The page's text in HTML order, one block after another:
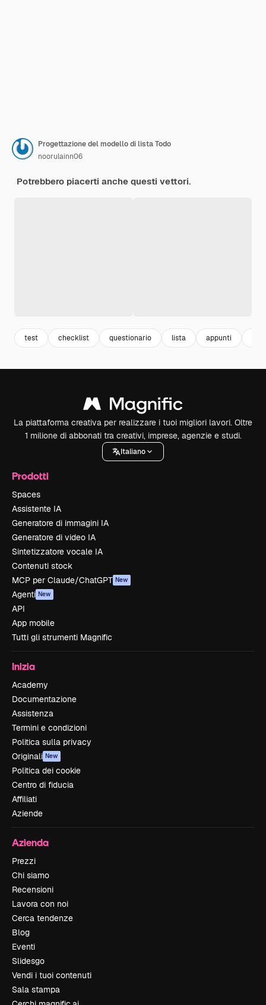
Progettazione del modello di lista Todo
noorulainn06
Potrebbero piacerti anche questi vettori.
test checklist questionario lista appunti
La piattaforma creativa per realizzare i tuoi migliori lavori. Oltre
1 milione di abbonati tra creativi, imprese, agenzie e studi.
Italiano
Prodotti
Spaces
Assistente IA
Generatore di immagini IA
Generatore di video IA
Sintetizzatore vocale IA
Contenuti stock
MCP per Claude/ChatGPT New
Agenti New
API
App mobile
Tutti gli strumenti Magnific
Inizia
Academy
Documentazione
Assistenza
Termini e condizioni
Politica sulla privacy
Originali New
Politica dei cookie
Centro di fiducia
Affiliati
Aziende
Azienda
Prezzi
Chi siamo
Recensioni
Lavora con noi
Cerca tendenze
Blog
Eventi
Slidesgo
Vendi i tuoi contenuti
Sala stampa